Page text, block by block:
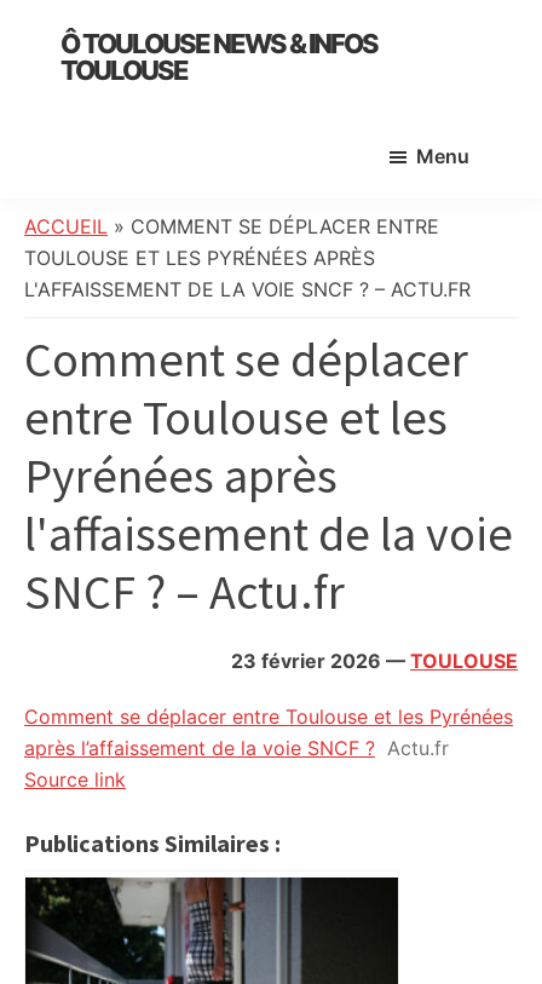
primary
Ô TOULOUSE NEWS & INFOS
TOULOUSE
:
info
locale,
culture,
politique,
météo,
divers
et
initiatives
citoyennes
Menu
ACCUEIL » COMMENT SE DÉPLACER ENTRE
TOULOUSE ET LES PYRÉNÉES APRÈS
L'AFFAISSEMENT DE LA VOIE SNCF ? – ACTU.FR
Comment se déplacer
entre Toulouse et les
Pyrénées après
l'affaissement de la voie
SNCF ? – Actu.fr
23 février 2026 — TOULOUSE
Comment se déplacer entre Toulouse et les Pyrénées
après l’affaissement de la voie SNCF ? Actu.fr
Source link
Publications Similaires :